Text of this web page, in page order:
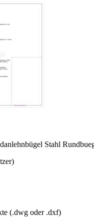
Stahl
(.dwg oder .dxf)